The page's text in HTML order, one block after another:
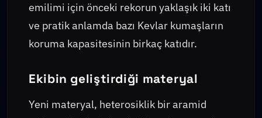
emilimi için önceki rekorun yaklaşık iki katı
ve pratik anlamda bazı Kevlar kumaşların
koruma kapasitesinin birkaç katıdır.
Ekibin geliştirdiği materyal
Yeni materyal, heterosiklik bir aramid